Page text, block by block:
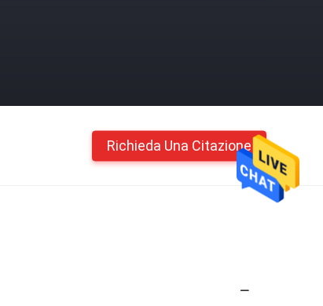
Richieda Una Citazione